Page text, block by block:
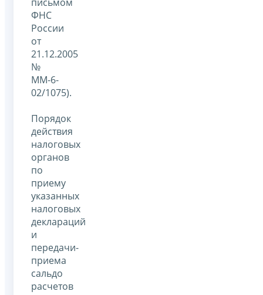
ФНС
России
от
21.12.2005
№
ММ-6-
02/1075).
Порядок
действия
налоговых
органов
по
приему
указанных
налоговых
деклараций
и
передачи-
приема
сальдо
расчетов